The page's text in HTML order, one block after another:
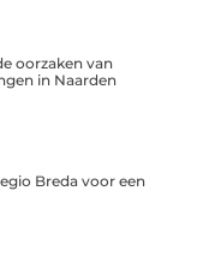
oorzaken van
in Naarden
Breda voor een